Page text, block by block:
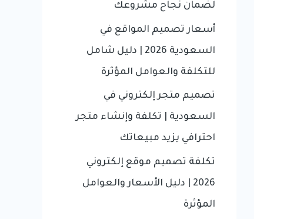
:
لضمان نجاح مشروعك
أسعار تصميم المواقع في
السعودية 2026 | دليل شامل
للتكلفة والعوامل المؤثرة
تصميم متجر إلكتروني في
السعودية | تكلفة وإنشاء متجر
احترافي يزيد مبيعاتك
تكلفة تصميم موقع إلكتروني
2026 | دليل الأسعار والعوامل
المؤثرة